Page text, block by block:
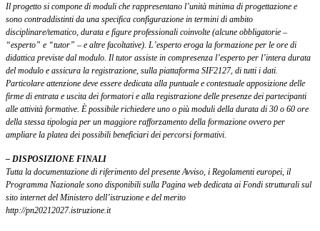
Il progetto si compone di moduli che rappresentano l’unità minima di progettazione e
sono contraddistinti da una specifica configurazione in termini di ambito
disciplinare/tematico, durata e figure professionali coinvolte (alcune obbligatorie –
“esperto” e “tutor” – e altre facoltative). L’esperto eroga la formazione per le ore di
didattica previste dal modulo. Il tutor assiste in compresenza l’esperto per l’intera durata
del modulo e assicura la registrazione, sulla piattaforma SIF2127, di tutti i dati.
Particolare attenzione deve essere dedicata alla puntuale e contestuale apposizione delle
firme di entrata e uscita dei formatori e alla registrazione delle presenze dei partecipanti
alle attività formative. È possibile richiedere uno o più moduli della durata di 30 o 60 ore
della stessa tipologia per un maggiore rafforzamento della formazione ovvero per
ampliare la platea dei possibili beneficiari dei percorsi formativi.
– DISPOSIZIONE FINALI
Tutta la documentazione di riferimento del presente Avviso, i Regolamenti europei, il
Programma Nazionale sono disponibili sulla Pagina web dedicata ai Fondi strutturali sul
sito internet del Ministero dell’istruzione e del merito
http://pn20212027.istruzione.it